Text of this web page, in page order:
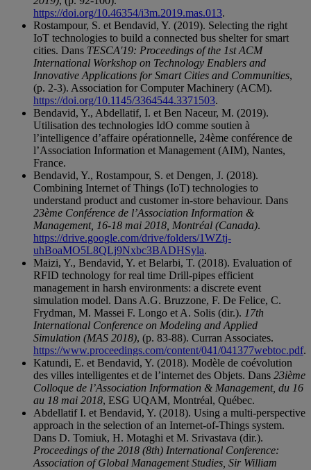
https://doi.org/10.46354/i3m.2019.mas.013.
Rostampour, S. et Bendavid, Y. (2019). Selecting the right
IoT technologies to build a connected bus shelter for smart
cities. Dans TESCA'19: Proceedings of the 1st ACM
International Workshop on Technology Enablers and
Innovative Applications for Smart Cities and Communities,
(p. 2-3). Association for Computer Machinery (ACM).
https://doi.org/10.1145/3364544.3371503.
Bendavid, Y., Abdellatif, I. et Ben Naceur, M. (2019).
Utilisation des technologies IdO comme soutien à
l’intelligence d’affaire opérationnelle, 24ème conférence de
l’Association Information et Management (AIM), Nantes,
France.
Bendavid, Y., Rostampour, S. et Dengen, J. (2018).
Combining Internet of Things (IoT) technologies to
understand product and customer in-store behaviour. Dans
23ème Conférence de l’Association Information &
Management, 16-18 mai 2018, Montréal (Canada).
https://drive.google.com/drive/folders/1WZtj-
uhBoaMO5L8QLj9Nxbc3BADHSyla.
Maizi, Y., Bendavid, Y. et Belarbi, T. (2018). Evaluation of
RFID technology for real time Drill-pipes efficient
management in harsh environments: a discrete event
simulation model. Dans A.G. Bruzzone, F. De Felice, C.
Frydman, M. Massei F. Longo et A. Solis (dir.). 17th
International Conference on Modeling and Applied
Simulation (MAS 2018), (p. 83-88). Curran Associates.
https://www.proceedings.com/content/041/041377webtoc.pdf.
Katundi, E. et Bendavid, Y. (2018). Modèle de coévolution
des villes intelligentes et de l’internet des Objets. Dans 23ième
Colloque de l’Association Information & Management, du 16
au 18 mai 2018, ESG UQAM, Montréal, Québec.
Abdellatif I. et Bendavid, Y. (2018). Using a multi-perspective
approach in the selection of an Internet-of-Things system.
Dans D. Tomiuk, H. Motaghi et M. Srivastava (dir.).
Proceedings of the 2018 (8th) International Conference:
Association of Global Management Studies, Sir William